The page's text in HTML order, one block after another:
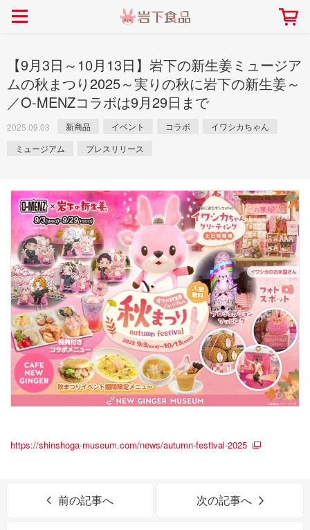
ごあいさつ
採用情報 本社所在地
> 新商品
> イベント
> コラボ
> 飲食店コラボ
> イワシカちゃん
> オンラインショップ
> メディア掲載
> その他
【7月1日～8月30日】夏イベン
> 生姜
> らっきょう
> オリーブ
> 梅
> らっきょうレシピ
> オリーブレシピ
> その他のレシピ
社長おすすめ！岩下の新生姜と
畑での取り組み
岩下の新生姜について 岩下のらっきょうにつ
岩下の新生姜ミュージアム
岩下の新生姜万年筆インク 書く描くコンテ
スト
岩下の新生姜Sing＆
～ニュージンジャーイ
【9月3日～10月13日】岩下の新生姜ミュージア
ムの秋まつり2025～実りの秋に岩下の新生姜～
／O-MENZコラボは9月29日まで
2025.09.03 新商品 イベント コラボ
イワシカちゃん
ミュージアム
プレスリリース
https://shinshoga-museum.com/news/autumn-festival-2025
前の記事へ 次の記事へ